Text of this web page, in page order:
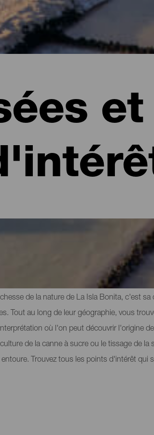
d'intérêt à La Palma
de la nature de La Isla Bonita, c'est
Tout au long de leur géographie, vous
où l'on peut découvrir l'origine
de la canne à sucre ou le tissage de
Trouvez tous les points d'intérêt qui